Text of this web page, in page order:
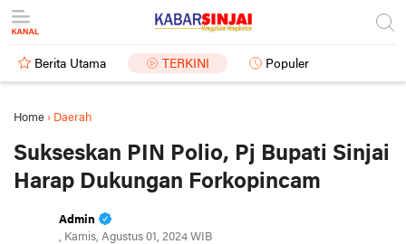
Berita Utama TERKINI Populer
Home › Daerah
Sukseskan PIN Polio, Pj Bupati Sinjai
Harap Dukungan Forkopincam
Admin
, Kamis, Agustus 01, 2024 WIB